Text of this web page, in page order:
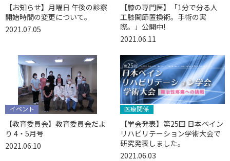
【お知らせ】月曜日 午後の診察
開始時間の変更について。
2021.07.05
【膝の専門医】「1分で分る人
工膝関節置換術。手術の実
際。」公開中!
2021.06.11
イベント
【教育委員会】教育委員会だよ
り 4・5月号
2021.06.10
医療関係
【学会発表】第25回 日本ペイン
リハビリテーション学術大会で
研究発表しました。
2021.06.03